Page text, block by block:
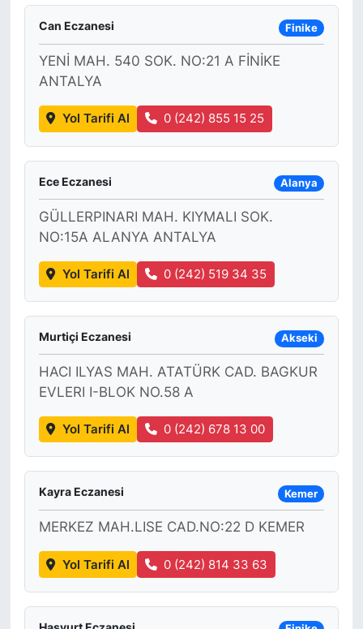
Can Eczanesi Finike
YENİ MAH. 540 SOK. NO:21 A FİNİKE
ANTALYA
Yol Tarifi Al 0 (242) 855 15 25
Ece Eczanesi Alanya
GÜLLERPINARI MAH. KIYMALI SOK.
NO:15A ALANYA ANTALYA
Yol Tarifi Al 0 (242) 519 34 35
Murtiçi Eczanesi Akseki
HACI ILYAS MAH. ATATÜRK CAD. BAGKUR
EVLERI I-BLOK NO.58 A
Yol Tarifi Al 0 (242) 678 13 00
Kayra Eczanesi Kemer
MERKEZ MAH.LISE CAD.NO:22 D KEMER
Yol Tarifi Al 0 (242) 814 33 63